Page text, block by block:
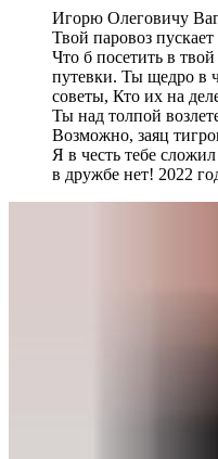
Игорю Олеговичу
Твой паровоз
Что б посетить в
путевки. Ты щедро в
советы, Кто их на
Ты над толпой
Возможно, заяц
Я в честь тебе
в дружбе нет! 2022